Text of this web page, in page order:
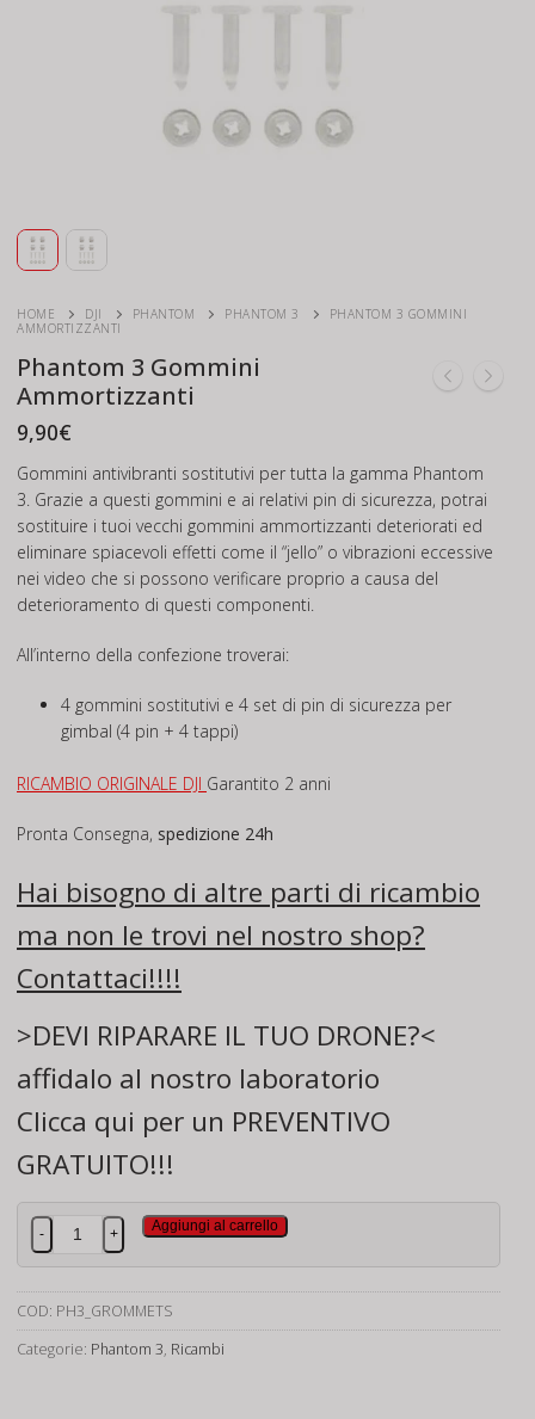
HOME DJI PHANTOM PHANTOM 3
PHANTOM 3 GOMMINI
AMMORTIZZANTI
Phantom 3 Gommini
Ammortizzanti
9,90€
Gommini antivibranti sostitutivi per tutta la gamma Phantom
3. Grazie a questi gommini e ai relativi pin di sicurezza, potrai
sostituire i tuoi vecchi gommini ammortizzanti deteriorati ed
eliminare spiacevoli effetti come il “jello” o vibrazioni eccessive
nei video che si possono verificare proprio a causa del
deterioramento di questi componenti.
All’interno della confezione troverai:
4 gommini sostitutivi e 4 set di pin di sicurezza per
gimbal (4 pin + 4 tappi)
RICAMBIO ORIGINALE DJI Garantito 2 anni
Pronta Consegna, spedizione 24h
Hai bisogno di altre parti di ricambio
ma non le trovi nel nostro shop?
Contattaci!!!!
>DEVI RIPARARE IL TUO DRONE?<
affidalo al nostro laboratorio
Clicca qui per un PREVENTIVO
GRATUITO!!!
Phantom
3
Ammortizzanti
quantità
- +
Aggiungi al carrello
COD: PH3_GROMMETS
Categorie: Phantom 3, Ricambi